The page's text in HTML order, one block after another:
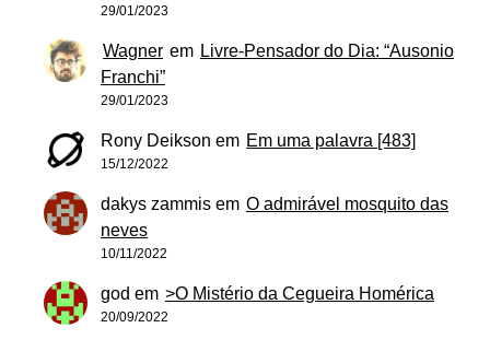
29/01/2023
Wagner em Livre-Pensador do Dia: “Ausonio
Franchi”
29/01/2023
Rony Deikson em Em uma palavra [483]
15/12/2022
dakys zammis em O admirável mosquito das
neves
10/11/2022
god em >O Mistério da Cegueira Homérica
20/09/2022